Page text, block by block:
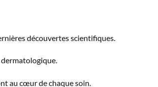
découvertes scientifiques.
au cœur de chaque soin.